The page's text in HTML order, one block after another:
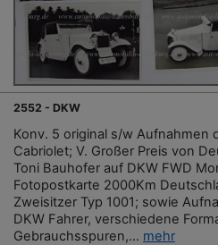
2552 - DKW
Konv. 5 original s/w Aufnahmen
Cabriolet; V. Großer Preis von
Toni Bauhofer auf DKW FWD
Fotopostkarte 2000Km
Zweisitzer Typ 1001; sowie
DKW Fahrer, verschiedene
Gebrauchsspuren,... mehr